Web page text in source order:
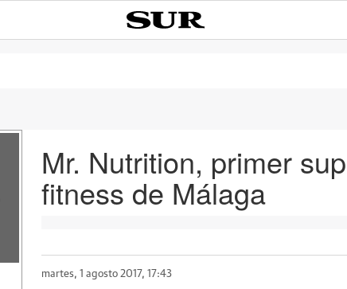
Mr. Nutrition, primer
fitness de Málaga
martes, 1 agosto 2017, 17:43